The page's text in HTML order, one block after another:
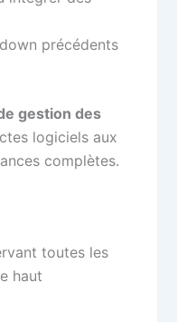
précédents
gestion des
logiciels aux
complètes.
toutes les
haut